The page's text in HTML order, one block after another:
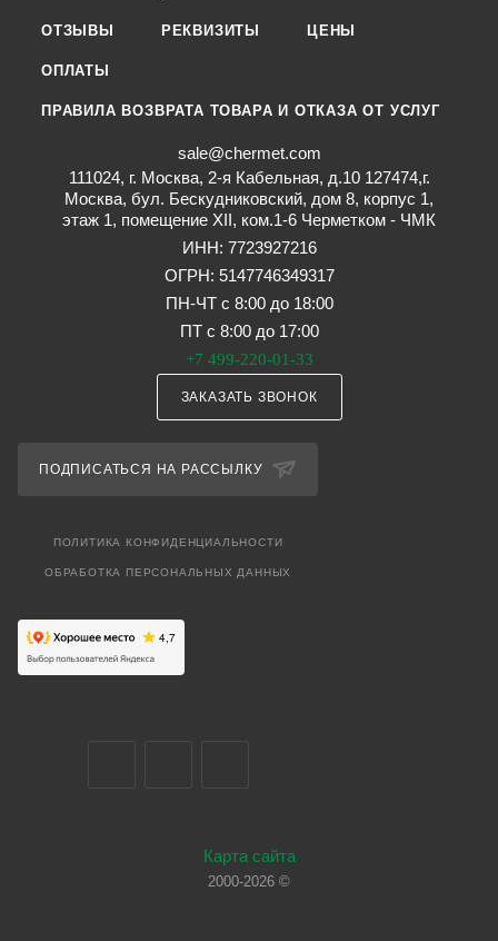
ОТЗЫВЫ РЕКВИЗИТЫ ЦЕНЫ
ОПЛАТЫ
ПРАВИЛА ВОЗВРАТА ТОВАРА И ОТКАЗА ОТ УСЛУГ
sale@chermet.com
111024, г. Москва, 2-я Кабельная, д.10 127474,г.
Москва, бул. Бескудниковский, дом 8, корпус 1,
этаж 1, помещение XII, ком.1-6 Черметком - ЧМК
ИНН: 7723927216
ОГРН: 5147746349317
ПН-ЧТ с 8:00 до 18:00
ПТ с 8:00 до 17:00
+7 499-220-01-33
ЗАКАЗАТЬ ЗВОНОК
ПОДПИСАТЬСЯ НА РАССЫЛКУ
ПОЛИТИКА КОНФИДЕНЦИАЛЬНОСТИ
ОБРАБОТКА ПЕРСОНАЛЬНЫХ ДАННЫХ
Карта сайта
2000-2026 ©